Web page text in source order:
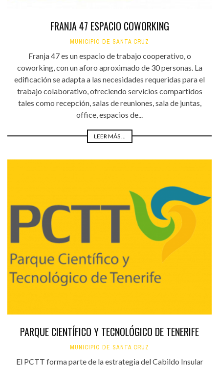
FRANJA 47 ESPACIO COWORKING
MUNICIPIO DE SANTA CRUZ
Franja 47 es un espacio de trabajo cooperativo, o
coworking, con un aforo aproximado de 30 personas. La
edificación se adapta a las necesidades requeridas para el
trabajo colaborativo, ofreciendo servicios compartidos
tales como recepción, salas de reuniones, sala de juntas,
office, espacios de...
LEER MÁS ...
PARQUE CIENTÍFICO Y TECNOLÓGICO DE TENERIFE
MUNICIPIO DE SANTA CRUZ
El PCTT forma parte de la estrategia del Cabildo Insular